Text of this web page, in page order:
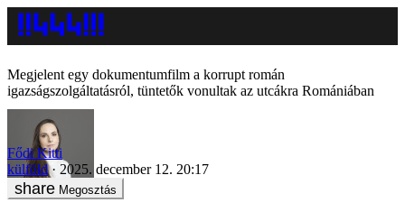
Megjelent egy dokumentumfilm a korrupt román
igazságszolgáltatásról, tüntetők vonultak az utcákra Romániában
Fődi Kitti
külföld
2025. december 12. 20:17
Megosztás